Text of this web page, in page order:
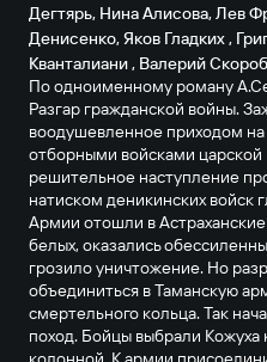
Дегтярь, Нина Алисова,Лев
Денисенко,Яков Гладких,
Кванталиани, Валерий
По одноименному роману
Разгар гражданской войны.
воодушевленное приходом
отборными войсками
решительное наступление
натиском деникинских войск
Армии отошли в
белых, оказались
грозило уничтожение. Но
объединиться в Таманскую
смертельного кольца. Так
поход. Бойцы выбрали